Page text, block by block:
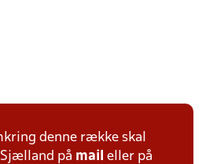
denne række skal
på mail eller på